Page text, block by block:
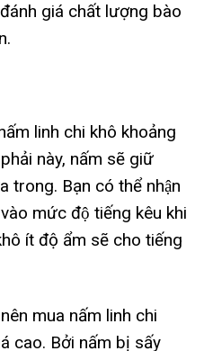
giá chất lượng bào
linh chi khô khoảng
này, nấm sẽ giữ
trong. Bạn có thể nhận
mức độ tiếng kêu khi
ít độ ẩm sẽ cho tiếng
mua nấm linh chi
cao. Bởi nấm bị sấy